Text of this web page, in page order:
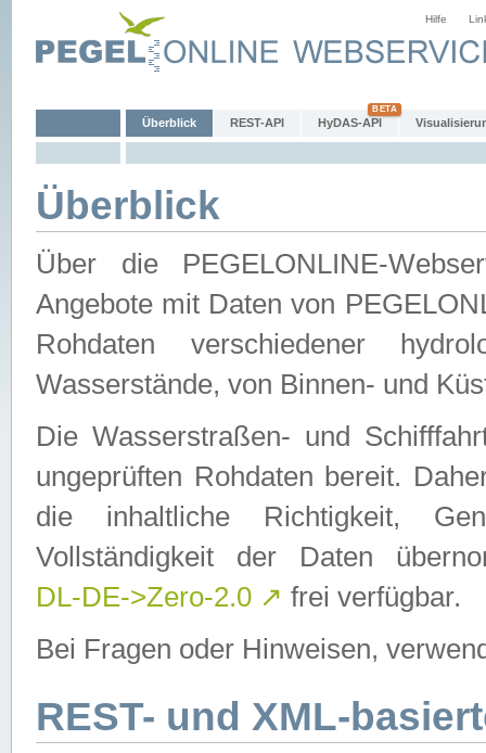
Hilfe
Überblick REST-API HyDAS-API
Überblick
Über die PEGELONLINE-
Angebote mit Daten von
Rohdaten verschiedener
Wasserstände, von Binnen- und
Die Wasserstraßen- und
ungeprüften Rohdaten bereit.
die inhaltliche Richtigkeit,
Vollständigkeit der Daten
DL-DE->Zero-2.0 ↗ frei verfügbar.
Bei Fragen oder Hinweisen,
REST- und XML-